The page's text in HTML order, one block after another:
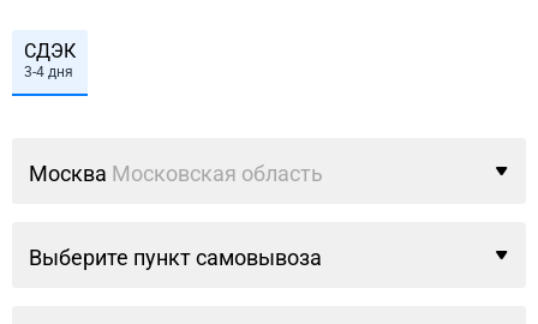
СДЭК
3-4 дня
Москва Московская область
Выберите пункт самовывоза